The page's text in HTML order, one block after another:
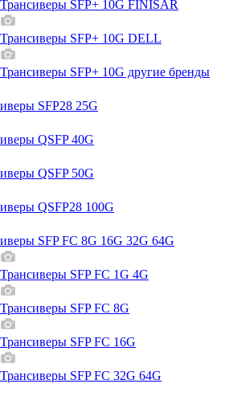
Трансиверы SFP+ 10G FINISAR
Трансиверы SFP+ 10G DELL
Трансиверы SFP+ 10G другие бренды
SFP28 25G
QSFP 40G
QSFP 50G
QSFP28 100G
SFP FC 8G 16G 32G 64G
Трансиверы SFP FC 1G 4G
Трансиверы SFP FC 8G
Трансиверы SFP FC 16G
Трансиверы SFP FC 32G 64G